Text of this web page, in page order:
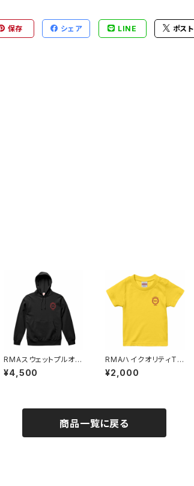
保存 シェア LINE ポスト
RMAスウェットプルオー
バー オリジナルパーカ
ー
¥4,500
RMAハイクオリティTシ
ャツ（キッズ）
¥2,000
商品一覧に戻る